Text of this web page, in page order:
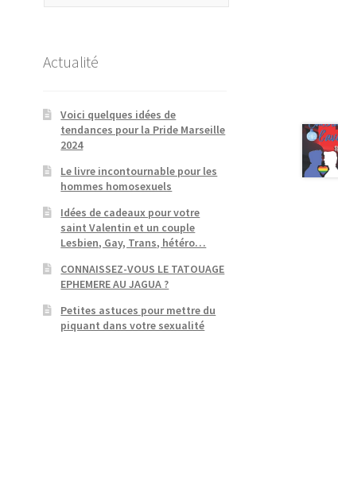
Actualité
Voici quelques idées de
tendances pour la Pride Marseille
2024
Le livre incontournable pour les
hommes homosexuels
Idées de cadeaux pour votre
saint Valentin et un couple
Lesbien, Gay, Trans, hétéro…
CONNAISSEZ-VOUS LE TATOUAGE
EPHEMERE AU JAGUA ?
Petites astuces pour mettre du
piquant dans votre sexualité